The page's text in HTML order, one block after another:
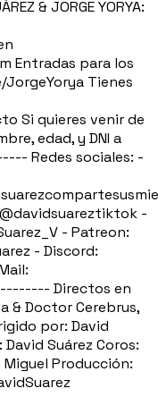
& JORGE YORYA:
Entradas para los
Tienes
Si quieres venir de
edad, y DNI a
Redes sociales: -
-
- Patreon:
- Discord:
Directos en
& Doctor Cerebrus,
por: David
Suárez Coros:
Producción: